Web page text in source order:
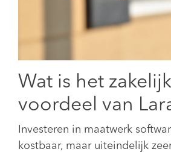
Wat is het zakelijk
voordeel van
Investeren in maatwerk
kostbaar, maar uiteindelijk